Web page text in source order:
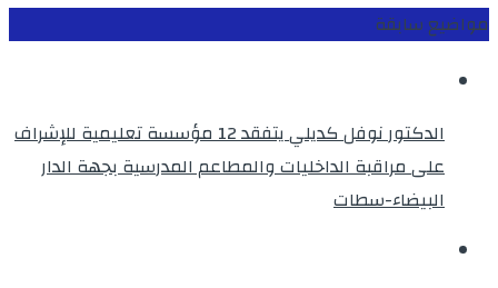
مواضيع سابقة
الدكتور نوفل كديلي يتفقد 12 مؤسسة تعليمية للإشراف
على مراقبة الداخليات والمطاعم المدرسية بجهة الدار
البيضاء-سطات